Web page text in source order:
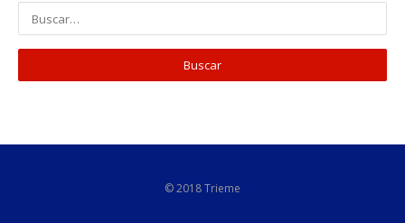
© 2018 Trieme